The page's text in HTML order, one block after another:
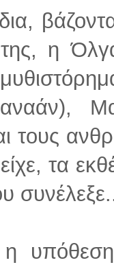
η
τους
τα